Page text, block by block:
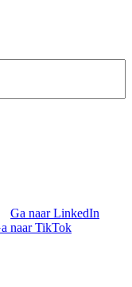
Ga naar LinkedIn
naar TikTok